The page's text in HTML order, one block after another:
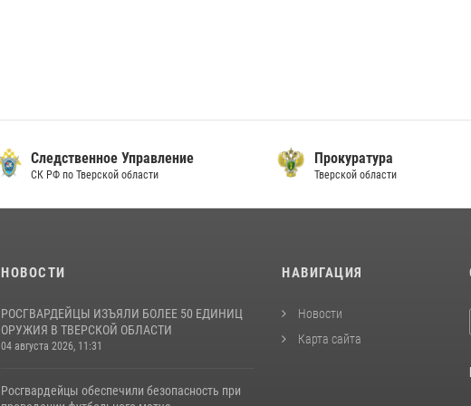
Следственное Управление
СК РФ по Тверской области
Прокуратура
Тверской области
НОВОСТИ
РОСГВАРДЕЙЦЫ ИЗЪЯЛИ БОЛЕЕ 50 ЕДИНИЦ
ОРУЖИЯ В ТВЕРСКОЙ ОБЛАСТИ
04 августа 2026, 11:31
Росгвардейцы обеспечили безопасность при
НАВИГАЦИЯ
Новости
Карта сайта